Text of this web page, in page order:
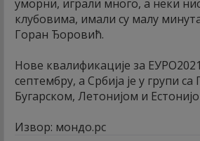
уморни, играли много, а неки
клубовима, имали су малу
Горан Ђоровић.
Нове квалификације за
септембру, а Србија је у групи
Бугарском, Летонијом и
Извор: мондо.рс